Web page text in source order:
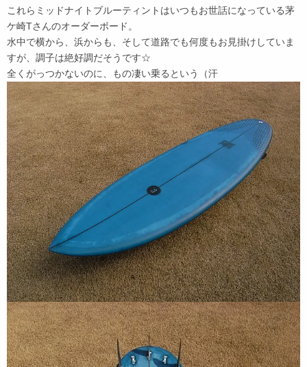
これらミッドナイトブルーティントはいつもお世話になっている茅
ケ崎Tさんのオーダーボード。
水中で横から、浜からも、そして道路でも何度もお見掛けしていま
すが、調子は絶好調だそうです☆
全くがっつかないのに、もの凄い乗るという（汗